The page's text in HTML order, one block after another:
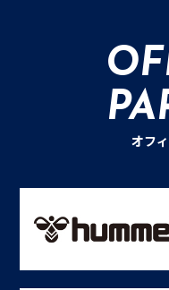
象です。最後まで奮闘し
けた実感がなかったんで
止まらなくなってしまっ
けて今どんな気持ちを抱いていますか--
胤巳（佐藤）には感謝し
財産でしたね。胤巳とサッ
西、平久江、高橋、達矢
オフ